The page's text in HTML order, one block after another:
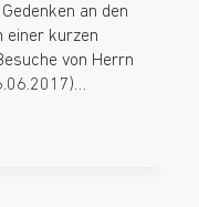
an den
einer kurzen
von Herrn